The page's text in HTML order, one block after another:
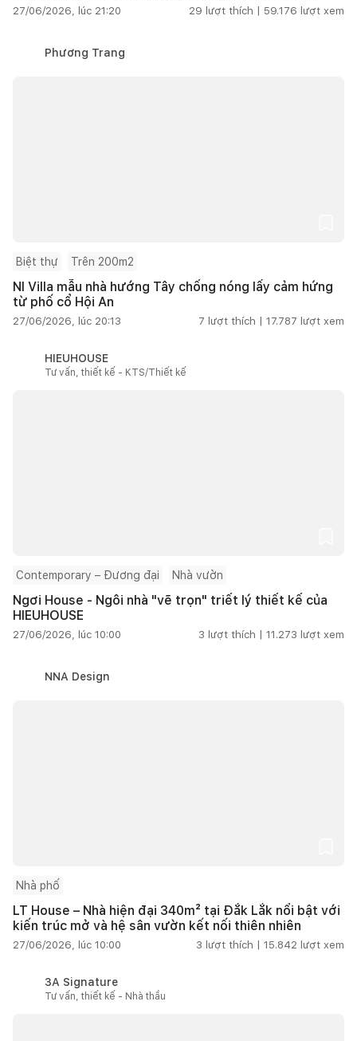
27/06/2026, lúc 21:20 29 lượt thích | 59.176 lượt xem
Phương Trang
Biệt thự Trên 200m2
NI Villa mẫu nhà hướng Tây chống nóng lấy cảm hứng
từ phố cổ Hội An
27/06/2026, lúc 20:13 7 lượt thích | 17.787 lượt xem
HIEUHOUSE
Tư vấn, thiết kế - KTS/Thiết kế
Contemporary – Đương đại Nhà vườn
Ngơi House - Ngôi nhà "vẽ trọn" triết lý thiết kế của
HIEUHOUSE
27/06/2026, lúc 10:00 3 lượt thích | 11.273 lượt xem
NNA Design
Nhà phố
LT House – Nhà hiện đại 340m² tại Đắk Lắk nổi bật với
kiến trúc mở và hệ sân vườn kết nối thiên nhiên
27/06/2026, lúc 10:00 3 lượt thích | 15.842 lượt xem
3A Signature
Tư vấn, thiết kế - Nhà thầu